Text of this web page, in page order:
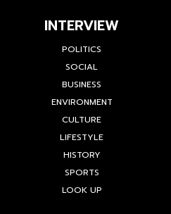
INTERVIEW
POLITICS
SOCIAL
BUSINESS
ENVIRONMENT
CULTURE
LIFESTYLE
HISTORY
SPORTS
LOOK UP